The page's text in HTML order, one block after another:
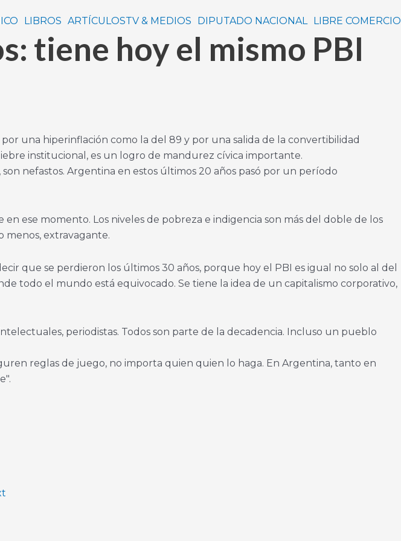
LIBROS ARTÍCULOSTV & MEDIOS DIPUTADO NACIONAL LIBRE COMERCIO
tiene hoy el mismo PBI
una hiperinflación como la del 89 y por una salida de la convertibilidad
institucional, es un logro de mandurez cívica importante.
nefastos. Argentina en estos últimos 20 años pasó por un período
ese momento. Los niveles de pobreza e indigencia son más del doble de los
menos, extravagante.
que se perdieron los últimos 30 años, porque hoy el PBI es igual no solo al del
todo el mundo está equivocado. Se tiene la idea de un capitalismo corporativo,
periodistas. Todos son parte de la decadencia. Incluso un pueblo
reglas de juego, no importa quien quien lo haga. En Argentina, tanto en